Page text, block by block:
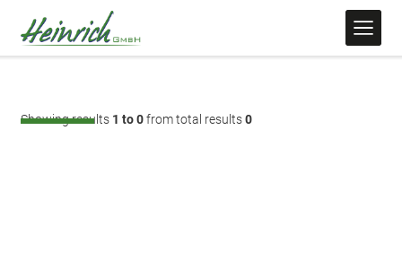
Showing results 1 to 0from total results0